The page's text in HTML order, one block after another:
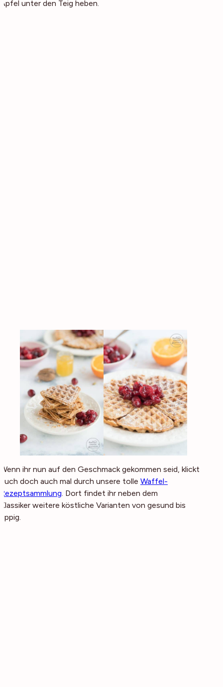
Äpfel unter den Teig heben.
Wenn ihr nun auf den Geschmack gekommen seid, klickt
euch doch auch mal durch unsere tolle Waffel-
Rezeptsammlung. Dort findet ihr neben dem
Klassiker weitere köstliche Varianten von gesund bis
üppig.